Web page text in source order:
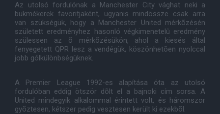
Az utolsó fordulónak a Manchester City vághat neki a
bukmékerek favoritjaként, ugyanis mindössze csak arra
van szükségük, hogy a Manchester United mérkõzésén
született eredményhez hasonló végkimenetelû eredmény
szülessen az õ mérkõzésükön, ahol a kiesés által
fenyegetett QPR lesz a vendégük, köszönhetõen nyolccal
jobb gólkülönbségüknek.
A Premier League 1992-es alapítása óta az utolsó
fordulóban eddig ötször dõlt el a bajnoki cím sorsa. A
United mindegyik alkalommal érintett volt, és háromszor
gyõztesen, kétszer pedig vesztesen került ki ezekbõl.